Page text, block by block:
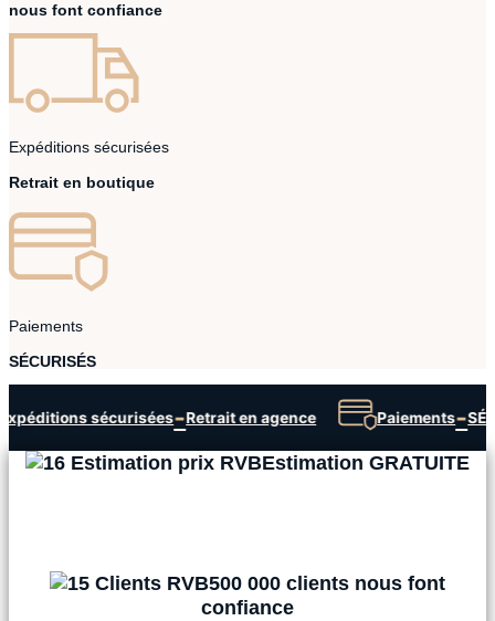
nous font confiance
Expéditions sécurisées
Retrait en boutique
Paiements
SÉCURISÉS
Expéditions sécurisées-Retrait en agence Paiements-
Estimation GRATUITE
500 000 clients nous font
confiance